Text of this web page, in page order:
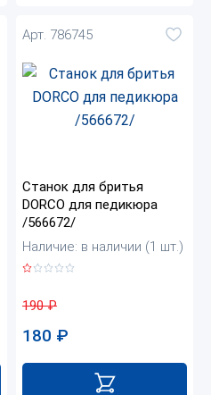
Арт. 786745
Станок для бритья
DORCO для педикюра
/566672/
Наличие: в наличии (1 шт.)
190₽
180 ₽